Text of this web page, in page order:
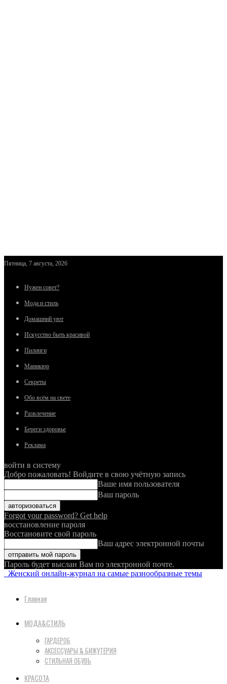
Пятница, 7 августа, 2026
Нужен совет?
Мода и стиль
Домашний уют
Искусство быть красивой
Пилинги
Маникюр
Секреты
Обо всём на свете
Развлечение
Береги здоровье
Реклама
войти в систему
Добро пожаловать! Войдите в свою учётную запись
Ваше имя пользователя
Ваш пароль
Forgot your password? Get help
восстановление пароля
Восстановите свой пароль
Ваш адрес электронной почты
Пароль будет выслан Вам по электронной почте.
Женский онлайн-журнал на самые разнообразные темы
Главная
МОДА&СТИЛЬ
ГАРДЕРОБ
АКСЕССУАРЫ & БИЖУТЕРИЯ
СТИЛЬНАЯ ОБУВЬ
КРАСОТА